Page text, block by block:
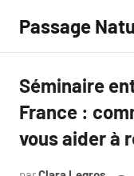
contenu
Passage
Séminaire
France :
vous aider à